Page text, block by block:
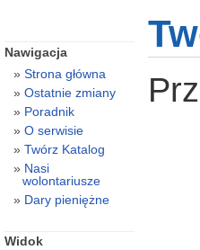
Nawigacja
Strona główna
Ostatnie zmiany
Poradnik
O serwisie
Twórz Katalog
Nasi
wolontariusze
Dary pieniężne
Widok